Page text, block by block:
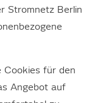
dafür haben
mit 24
für uns unter
Ihnen 14
Stromnetz Berlin
Cookies für den
Angebot auf